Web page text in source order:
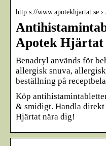
http s://www.apotekhjartat.se
Apotek Hjärtat
Benadryl används för
allergisk snuva,
beställning på
Köp
& smidigt. Handla
Hjärtat nära dig!